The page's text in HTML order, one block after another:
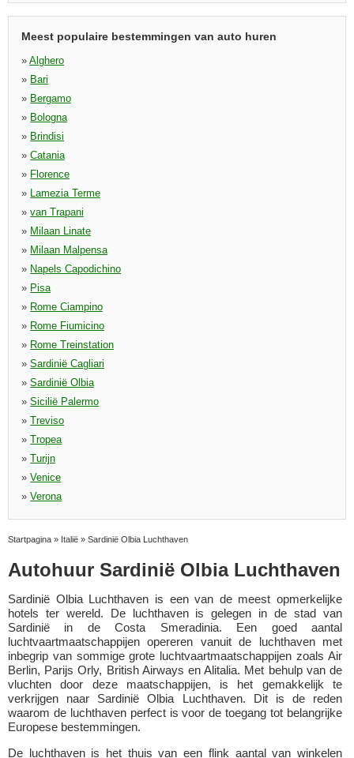
Meest populaire bestemmingen van auto huren
» Alghero
» Bari
» Bergamo
» Bologna
» Brindisi
» Catania
» Florence
» Lamezia Terme
» van Trapani
» Milaan Linate
» Milaan Malpensa
» Napels Capodichino
» Pisa
» Rome Ciampino
» Rome Fiumicino
» Rome Treinstation
» Sardinië Cagliari
» Sardinië Olbia
» Sicilië Palermo
» Treviso
» Tropea
» Turijn
» Venice
» Verona
Startpagina » Italië » Sardinië Olbia Luchthaven
Autohuur Sardinië Olbia Luchthaven
Sardinië Olbia Luchthaven is een van de meest opmerkelijke
hotels ter wereld. De luchthaven is gelegen in de stad van
Sardinië in de Costa Smeradinia. Een goed aantal
luchtvaartmaatschappijen opereren vanuit de luchthaven met
inbegrip van sommige grote luchtvaartmaatschappijen zoals Air
Berlin, Parijs Orly, British Airways en Alitalia. Met behulp van de
vluchten door deze maatschappijen, is het gemakkelijk te
verkrijgen naar Sardinië Olbia Luchthaven. Dit is de reden
waarom de luchthaven perfect is voor de toegang tot belangrijke
Europese bestemmingen.
De luchthaven is het thuis van een flink aantal van winkelen